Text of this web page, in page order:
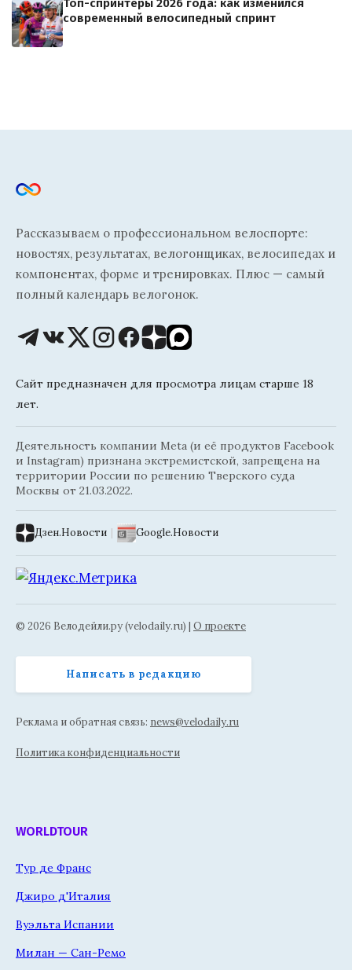
Топ-спринтеры 2026 года: как изменился
современный велосипедный спринт
Рассказываем о профессиональном велоспорте:
новостях, результатах, велогонщиках, велосипедах и
компонентах, форме и тренировках. Плюс — самый
полный календарь велогонок.
Сайт предназначен для просмотра лицам старше 18
лет.
Деятельность компании Meta (и её продуктов Facebook
и Instagram) признана экстремистской, запрещена на
территории России по решению Тверского суда
Москвы от 21.03.2022.
Дзен.Новости | Google.Новости
© 2026 Велодейли.ру (velodaily.ru) | О проекте
Написать в редакцию
Реклама и обратная связь: news@velodaily.ru
Политика конфиденциальности
WORLDTOUR
Тур де Франс
Джиро д'Италия
Вуэльта Испании
Милан — Сан-Ремо